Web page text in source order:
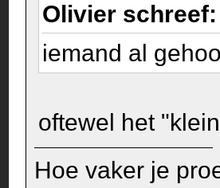
Olivier schreef:
iemand al
oftewel het
Hoe vaker je